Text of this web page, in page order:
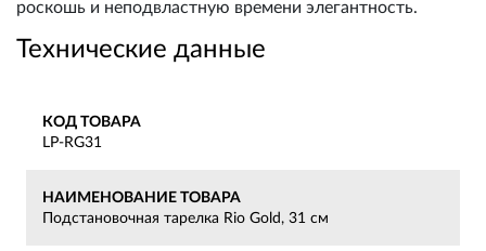
роскошь и неподвластную времени элегантность.
Технические данные
КОД ТОВАРА
LP-RG31
НАИМЕНОВАНИЕ ТОВАРА
Подстановочная тарелка Rio Gold, 31 см